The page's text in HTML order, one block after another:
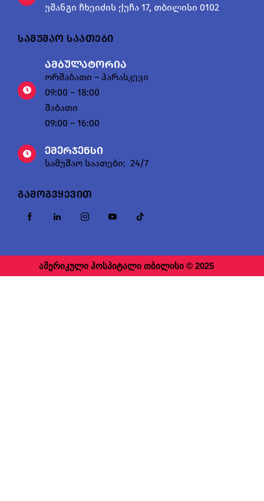
უშანგი ჩხეიძის ქუჩა 17, თბილისი 0102
სამუშაო საათები
ამბულატორია
ორშაბათი – პარასკევი
09:00 – 18:00
შაბათი
09:00 – 16:00
ემერჯენსი
სამუშაო საათები: 24/7
გამოგვყევით
ამერიკული ჰოსპიტალი თბილისი © 2025